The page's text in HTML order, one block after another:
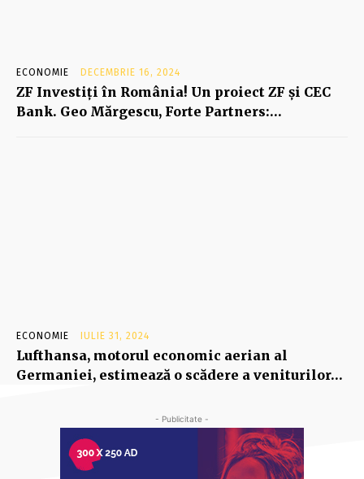
ECONOMIE DECEMBRIE 16, 2024
ZF Investiţi în România! Un proiect ZF şi CEC
Bank. Geo Mărgescu, Forte Partners:…
ECONOMIE IULIE 31, 2024
Lufthansa, motorul economic aerian al
Germaniei, estimează o scădere a veniturilor…
- Publicitate -